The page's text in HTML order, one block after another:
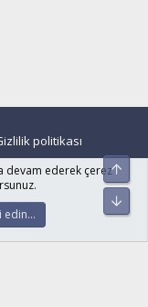
politikası
Ltd.
devam ederek çerez
edin…
Üst
Alt